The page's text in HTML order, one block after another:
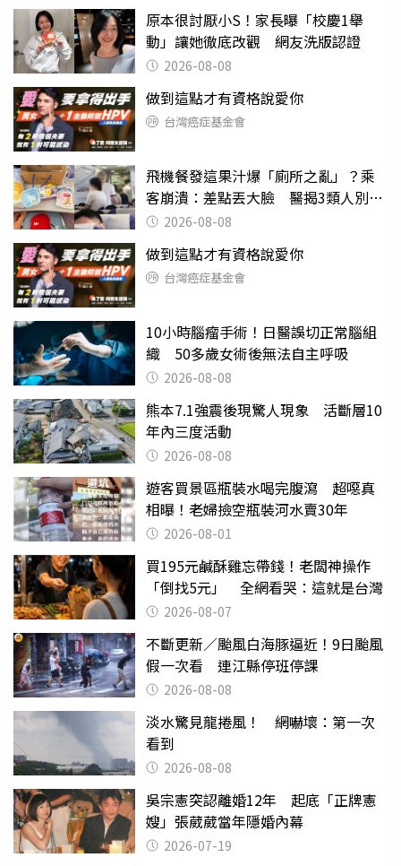
原本很討厭小S！家長曝「校慶1舉
動」讓她徹底改觀 網友洗版認證
2026-08-08
做到這點才有資格說愛你
台灣癌症基金會
飛機餐發這果汁爆「廁所之亂」？乘
客崩潰：差點丟大臉 醫揭3類人別亂
喝 2026-08-08
做到這點才有資格說愛你
台灣癌症基金會
10小時腦瘤手術！日醫誤切正常腦組
織 50多歲女術後無法自主呼吸
2026-08-08
熊本7.1強震後現驚人現象 活斷層10
年內三度活動
2026-08-08
遊客買景區瓶裝水喝完腹瀉 超噁真
相曝！老婦撿空瓶裝河水賣30年
2026-08-01
買195元鹹酥雞忘帶錢！老闆神操作
「倒找5元」 全網看哭：這就是台灣
2026-08-07
不斷更新／颱風白海豚逼近！9日颱風
假一次看 連江縣停班停課
2026-08-08
淡水驚見龍捲風！ 網嚇壞：第一次
看到
2026-08-08
吳宗憲突認離婚12年 起底「正牌憲
嫂」張葳葳當年隱婚內幕
2026-07-19